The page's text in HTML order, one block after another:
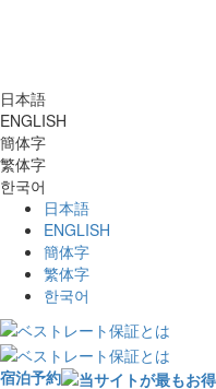
日本語
ENGLISH
簡体字
繁体字
한국어
日本語
ENGLISH
簡体字
繁体字
한국어
宿泊予約